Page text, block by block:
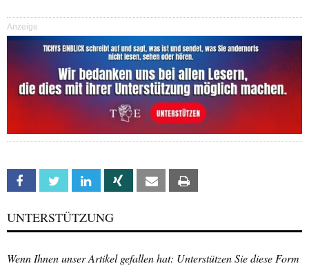
Anzeige
Facebook Twitter Linkedin Xing Email
UNTERSTÜTZUNG
Wenn Ihnen unser Artikel gefallen hat: Unterstützen Sie diese Form